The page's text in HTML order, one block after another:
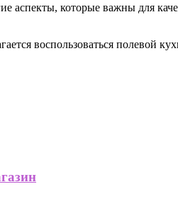
аспекты, которые важны для
воспользоваться полевой